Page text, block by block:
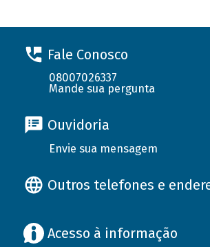
Fale Conosco
08007026337
Mande sua pergunta
Ouvidoria
Envie sua mensagem
Outros telefones e
Acesso à informação